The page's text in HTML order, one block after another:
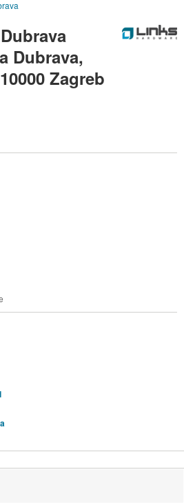
Dubrava,
Zagreb